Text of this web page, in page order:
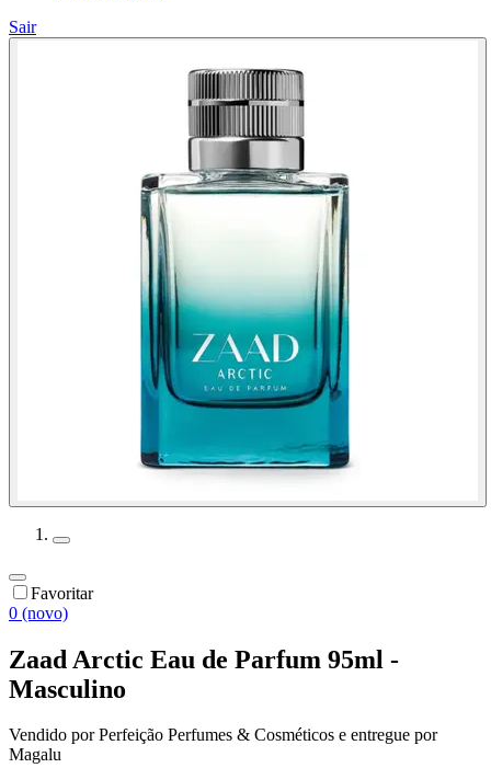
Sair
Favoritar
0 (novo)
Zaad Arctic Eau de Parfum 95ml -
Masculino
Vendido porPerfeição Perfumes & Cosméticos e entregue por
Magalu